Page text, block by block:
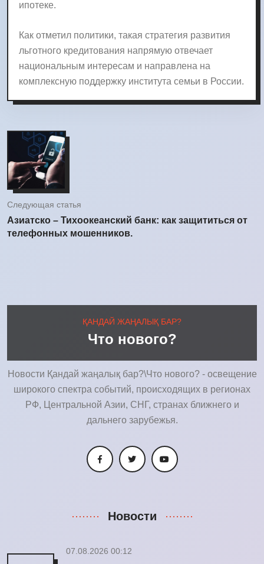
ипотеке.
Как отметил политики, такая стратегия развития
льготного кредитования напрямую отвечает
национальным интересам и направлена на
комплексную поддержку института семьи в России.
Следующая статья
Азиатско – Тихоокеанский банк: как защититься от
телефонных мошенников.
ҚАНДАЙ ЖАҢАЛЫҚ БАР?
Что нового?
Новости Қандай жаңалық бар?\Что нового? - освещение
широкого спектра событий, происходящих в регионах
РФ, Центральной Азии, СНГ, странах ближнего и
дальнего зарубежья.
Новости
07.08.2026 00:12